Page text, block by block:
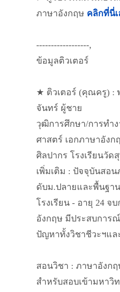
ภาษาอังกฤษ คลิกที่นี่เ
------------------,
ข้อมูลติวเตอร์
★ ติวเตอร์ (คุณครู) :
จันทร์ ผู้ชาย
วุฒิการศึกษา/การทำ
ศาสตร์ เอกภาษาอัง
ศิลปากร โรงเรียนวัด
เพิ่มเติม : ปัจจุบันสอน
ดับม.ปลายและพื้นฐา
โรงเรียน - อายุ 24 จ
อังกฤษ มีประสบการ
ปัญหาทั้งวิชาชีวะฯแล
สอนวิชา : ภาษาอังก
สำหรับสอบเข้ามหาวิ